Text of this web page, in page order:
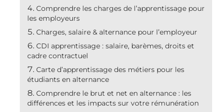
Comprendre les charges de l’apprentissage pour
les employeurs
Charges, salaire & alternance pour l’employeur
CDI apprentissage : salaire, barèmes, droits et
cadre contractuel
Carte d’apprentissage des métiers pour les
étudiants en alternance
Comprendre le brut et net en alternance : les
différences et les impacts sur votre rémunération